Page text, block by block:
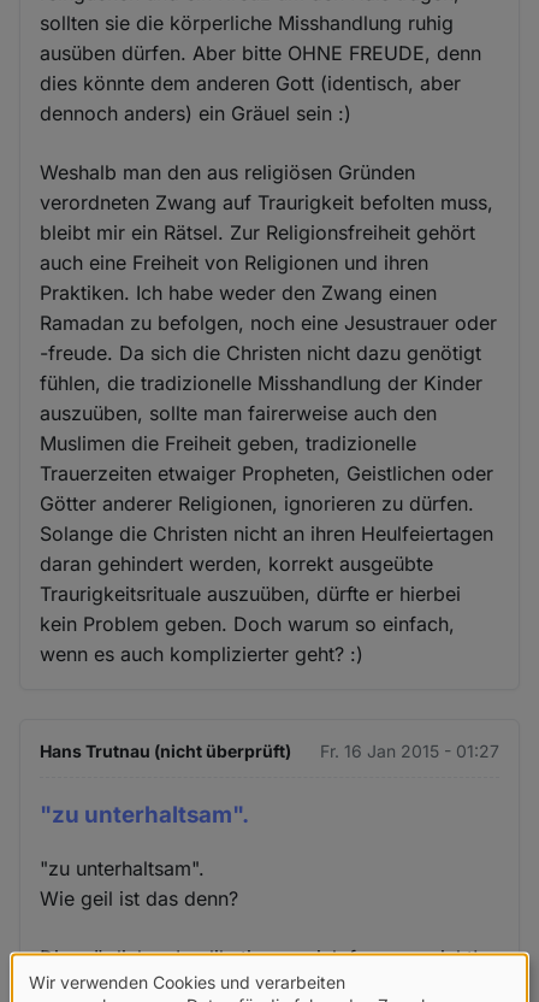
sollten sie die körperliche Misshandlung ruhig
ausüben dürfen. Aber bitte OHNE FREUDE, denn
dies könnte dem anderen Gott (identisch, aber
dennoch anders) ein Gräuel sein :)
Weshalb man den aus religiösen Gründen
verordneten Zwang auf Traurigkeit befolten muss,
bleibt mir ein Rätsel. Zur Religionsfreiheit gehört
auch eine Freiheit von Religionen und ihren
Praktiken. Ich habe weder den Zwang einen
Ramadan zu befolgen, noch eine Jesustrauer oder
-freude. Da sich die Christen nicht dazu genötigt
fühlen, die tradizionelle Misshandlung der Kinder
auszuüben, sollte man fairerweise auch den
Muslimen die Freiheit geben, tradizionelle
Trauerzeiten etwaiger Propheten, Geistlichen oder
Götter anderer Religionen, ignorieren zu dürfen.
Solange die Christen nicht an ihren Heulfeiertagen
daran gehindert werden, korrekt ausgeübte
Traurigkeitsrituale auszuüben, dürfte er hierbei
kein Problem geben. Doch warum so einfach,
wenn es auch komplizierter geht? :)
Hans Trutnau (nicht überprüft) Fr. 16 Jan 2015 - 01:27
"zu unterhaltsam".
"zu unterhaltsam".
Wie geil ist das denn?
Die möglichen Implikationen - ich fasse es nicht!
Wir verwenden Cookies und verarbeiten